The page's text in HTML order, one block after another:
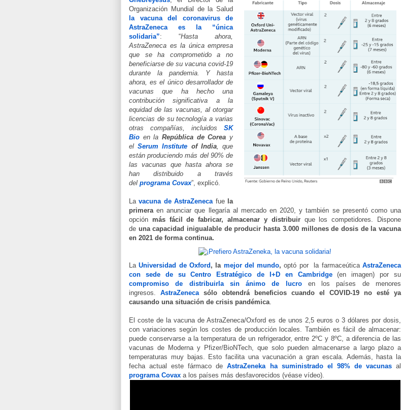
Organización Mundial de la Salud
la vacuna del coronavirus de
AstraZeneca es la “única
solidaria”: “Hasta ahora,
AstraZeneca es la única empresa
que se ha comprometido a no
beneficiarse de su vacuna covid-19
durante la pandemia. Y hasta
ahora, es el único desarrollador de
vacunas que ha hecho una
contribución significativa a la
equidad de las vacunas, al otorgar
licencias de su tecnología a varias
otras compañías, incluidos SK
Bio en la República de Corea y
elSerum Institute of India, que
están produciendo más del 90% de
las vacunas que hasta ahora se
han distribuido a través
del programa Covax”, explicó.
Lavacuna de AstraZenecafue la
primeraen anunciar que llegaría al mercado en 2020, y también se presentó como una
opción más fácil de fabricar, almacenar y distribuirque los competidores. Dispone
de una capacidad inigualable de producir hasta 3.000 millones de dosis de la vacuna
en 2021 de forma continua.
LaUniversidad de Oxford , la mejor del mundo, optó por la farmaceúticaAstraZeneca
con sede de su Centro Estratégico de I+D en Cambridge(en imagen) por su
compromiso de distribuirla sin ánimo de lucroen los países de menores
ingresos. AstraZeneca sólo obtendrá beneficios cuando el COVID-19 no esté ya
causando una situación de crisis pandémica.
El coste de la vacuna de AstraZeneca/Oxford es de unos 2,5 euros o 3 dólares por dosis,
con variaciones según los costes de producción locales. También es fácil de almacenar:
puede conservarse a la temperatura de un refrigerador, entre 2ºC y 8ºC, a diferencia de las
vacunas de Moderna y Pfizer/BioNTech, que solo pueden almacenarse a largo plazo a
temperaturas muy bajas. Esto facilita una vacunación a gran escala. Además, hasta la
fecha actual este fármaco deAstraZeneka ha suministrado el 98% de vacunasal
programa Covax a los países más desfavorecidos (véase vídeo).